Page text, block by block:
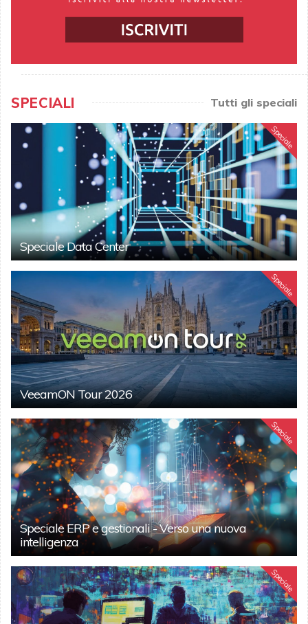
SPECIALI Tutti gli speciali
Speciale
Speciale Data Center
Speciale
VeeamON Tour 2026
Speciale
Speciale ERP e gestionali - Verso una nuova
intelligenza
Speciale